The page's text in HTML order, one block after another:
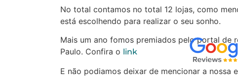
No total contamos no total 12 lojas, como
está escolhendo para realizar o seu sonho.
Mais um ano fomos premiados pelo portal de
Paulo. Confira o link
E não podiamos deixar de mencionar a